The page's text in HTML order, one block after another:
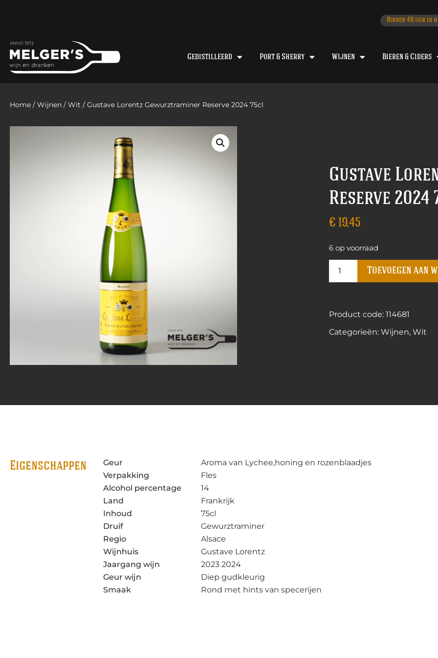
Binnen 48 uur in
Gedistilleerd Port & Sherry Wijnen Bieren & Ciders
Home / Wijnen / Wit / Gustave Lorentz Gewurztraminer Reserve 2024 75cl
Gustave
Reserve 2024
€ 19,45
6 op voorraad
Toevoegen aan
Product code: 114681
Categorieën:Wijnen,Wit
Eigenschappen Geur
Aroma van Lychee,honing en rozenblaadjes
Verpakking
Fles
Alcohol percentage
14
Land
Frankrijk
Inhoud
75cl
Druif
Gewurztraminer
Regio
Alsace
Wijnhuis
Gustave Lorentz
Jaargang wijn
2023 2024
Geur wijn
Diep gudkleurig
Smaak
Rond met hints van specerijen